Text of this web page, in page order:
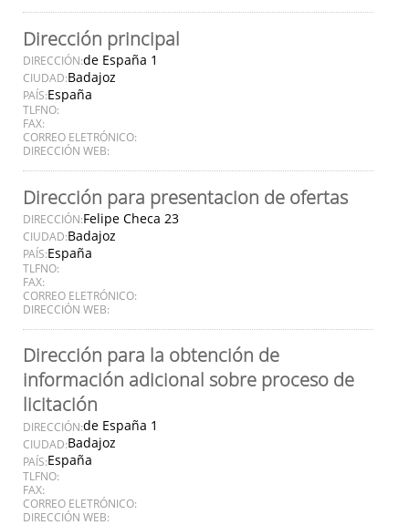
Dirección principal
DIRECCIÓN:de España 1
CIUDAD:Badajoz
PAÍS:España
TLFNO:
FAX:
CORREO ELETRÓNICO:
DIRECCIÓN WEB:
Dirección para presentacion de ofertas
DIRECCIÓN:Felipe Checa 23
CIUDAD:Badajoz
PAÍS:España
TLFNO:
FAX:
CORREO ELETRÓNICO:
DIRECCIÓN WEB:
Dirección para la obtención de
información adicional sobre proceso de
licitación
DIRECCIÓN:de España 1
CIUDAD:Badajoz
PAÍS:España
TLFNO:
FAX:
CORREO ELETRÓNICO:
DIRECCIÓN WEB: